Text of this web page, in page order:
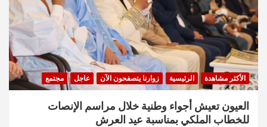
الأكثر مشاهدة الرئيسية زوارنا يتصفحون الآن عاجل مجتمع
العيون تعيش أجواء وطنية خلال مراسم الإنصات
للخطاب الملكي بمناسبة عيد العرش